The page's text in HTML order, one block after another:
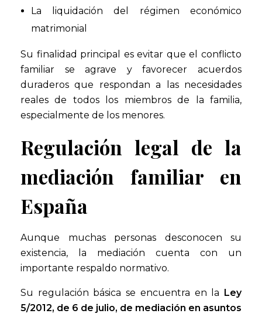
La liquidación del régimen económico
matrimonial
Su finalidad principal es evitar que el conflicto
familiar se agrave y favorecer acuerdos
duraderos que respondan a las necesidades
reales de todos los miembros de la familia,
especialmente de los menores.
Regulación legal de la
mediación familiar en
España
Aunque muchas personas desconocen su
existencia, la mediación cuenta con un
importante respaldo normativo.
Su regulación básica se encuentra en la
Ley
5/2012, de 6 de julio, de mediación en asuntos